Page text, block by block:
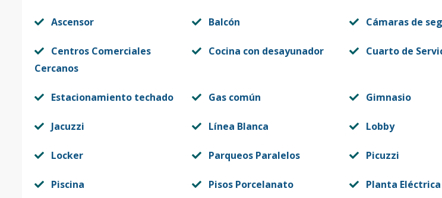
Ascensor Balcón Cámaras de
Centros Comerciales
Cercanos
Cocina con desayunador Cuarto de
Estacionamiento techado Gas común Gimnasio
Jacuzzi Línea Blanca Lobby
Locker Parqueos Paralelos Picuzzi
Piscina Pisos Porcelanato Planta Eléctrica